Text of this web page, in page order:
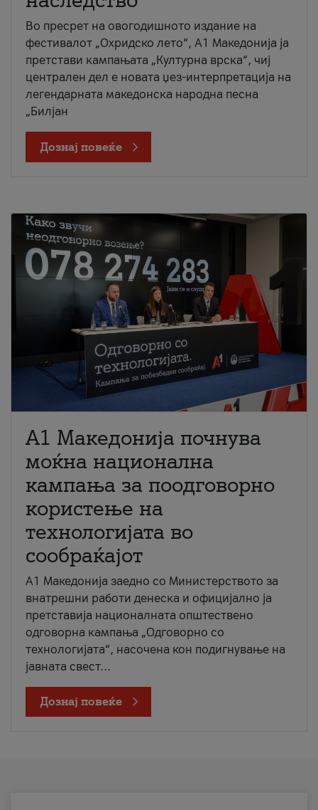
Во пресрет на овогодишното издание на
фестивалот „Охридско лето“, А1 Македонија ја
претстави кампањата „Културна врска“, чиј
централен дел е новата џез-интерпретација на
легендарната македонска народна песна
„Билјан
Дознај повеќе
A1 Македонија почнува
моќна национална
кампања за поодговорно
користење на
технологијата во
сообраќајот
A1 Македонија заедно со Министерството за
внатрешни работи денеска и официјално ја
претставија националната општествено
одговорна кампања „Одговорно со
технологијата“, насочена кон подигнување на
јавната свест...
Дознај повеќе